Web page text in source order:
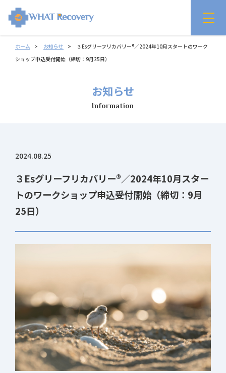
ホーム お知らせ
３Esグリーフリカバリー®／2024年10月スタートのワーク
ショップ申込受付開始（締切：9月25日）
お知らせ
Information
2024.08.25
３Esグリーフリカバリー®／2024年10月スター
トのワークショップ申込受付開始（締切：9月
25日）